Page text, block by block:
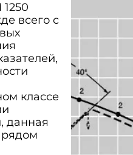
всего с
классе
данная